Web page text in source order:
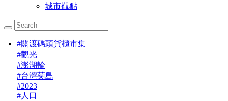
城市觀點
#關渡碼頭貨櫃市集
#觀光
#澎湖輪
#台灣菊島
#2023
#人口